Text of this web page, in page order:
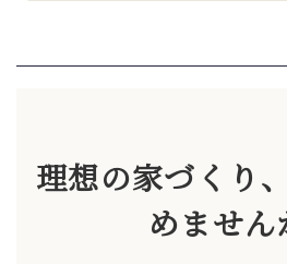
理想の家づくり
めません